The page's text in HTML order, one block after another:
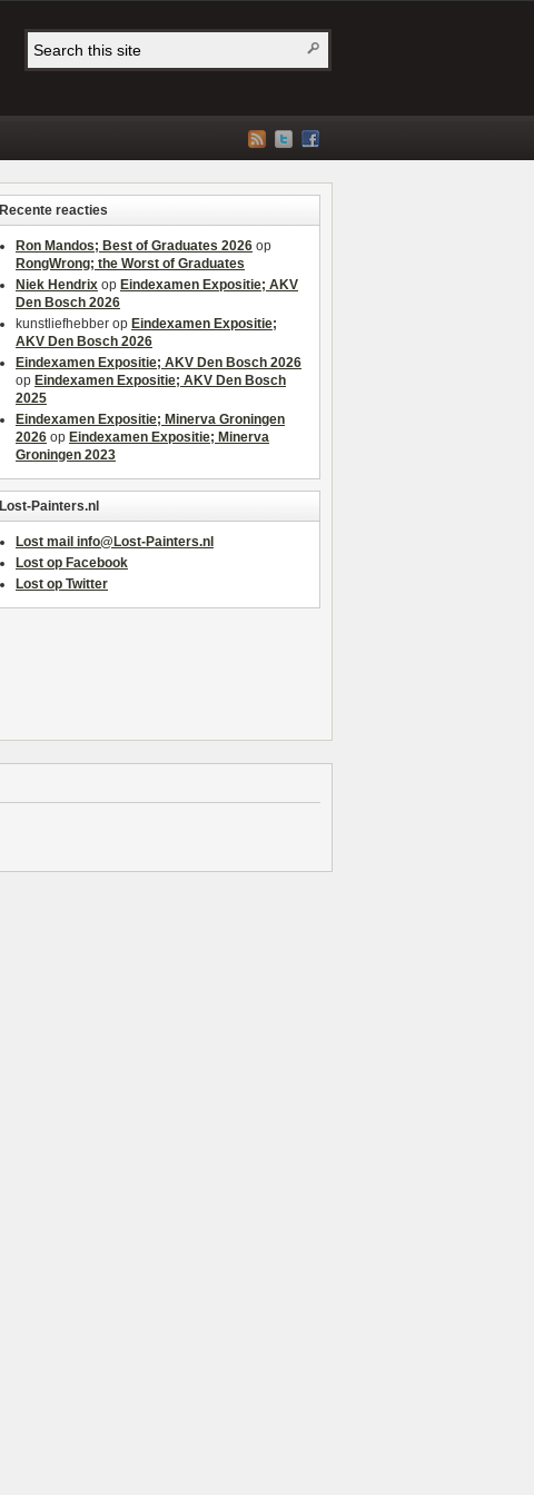
Recente reacties
Ron Mandos; Best of Graduates 2026 op
RongWrong; the Worst of Graduates
Niek Hendrix op Eindexamen Expositie; AKV
Den Bosch 2026
kunstliefhebber op Eindexamen Expositie;
AKV Den Bosch 2026
Eindexamen Expositie; AKV Den Bosch 2026
op Eindexamen Expositie; AKV Den Bosch
2025
Eindexamen Expositie; Minerva Groningen
2026 op Eindexamen Expositie; Minerva
Groningen 2023
Lost-Painters.nl
Lost mail info@Lost-Painters.nl
Lost op Facebook
Lost op Twitter